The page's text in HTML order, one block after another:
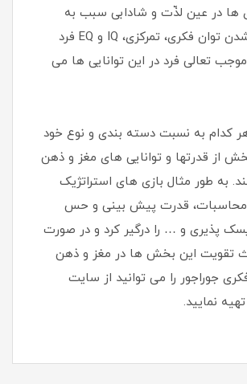
ها در عین لذّت و شادابی سبب به
چالش کشیده شدن توان فکری، تمرکزی، IQ و EQ فرد
تعالی فرد در این توانایی ها می
کدام به نسبت دسته بندی و نوع خود
از قدرتها و توانایی های مغز و ذهن
به طور مثال بازی های استراتژیک
محاسبات، قدرت پیش بینی و حس
پذیری و … را درگیر کرد و در صورت
تقویت این بخش ها در مغز و ذهن
جوراجور را می توانید از سایت
نمایید.